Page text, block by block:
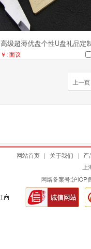
高级超薄优盘个性U盘礼品定
￥: 面议
上一页
网站首页| 关于我们 | 产
网络备案号:沪ICP